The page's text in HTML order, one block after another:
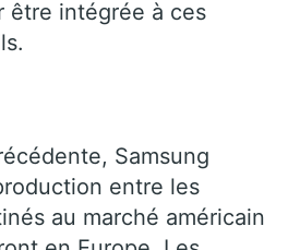
être intégrée à ces
Samsung
entre les
au marché américain